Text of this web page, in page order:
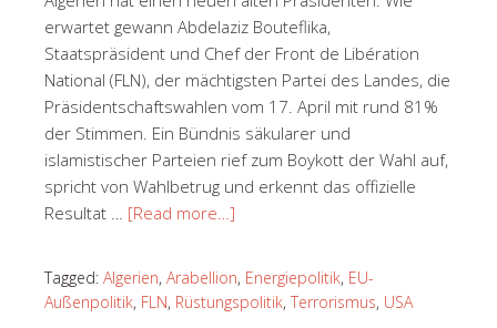
erwartet gewann Abdelaziz Bouteflika,
Staatspräsident und Chef der Front de Libération
National (FLN), der mächtigsten Partei des Landes, die
Präsidentschaftswahlen vom 17. April mit rund 81%
der Stimmen. Ein Bündnis säkularer und
islamistischer Parteien rief zum Boykott der Wahl auf,
spricht von Wahlbetrug und erkennt das offizielle
Resultat … [Read more…]
Tagged: Algerien, Arabellion, Energiepolitik, EU-
Außenpolitik, FLN, Rüstungspolitik, Terrorismus, USA